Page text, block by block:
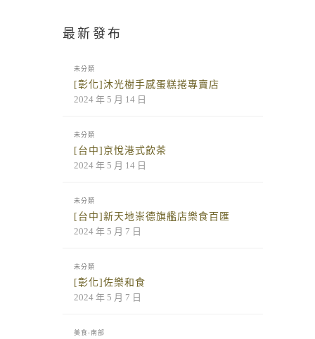
最新發布
未分類
[彰化]沐光樹手感蛋糕捲專賣店
2024 年 5 月 14 日
未分類
[台中]京悅港式飲茶
2024 年 5 月 14 日
未分類
[台中]新天地崇德旗艦店樂食百匯
2024 年 5 月 7 日
未分類
[彰化]佐樂和食
2024 年 5 月 7 日
美食-南部